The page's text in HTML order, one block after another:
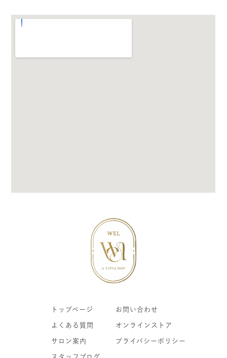
トップページ
よくある質問
サロン案内
スタッフブログ
お問い合わせ
オンラインストア
プライバシーポリシー